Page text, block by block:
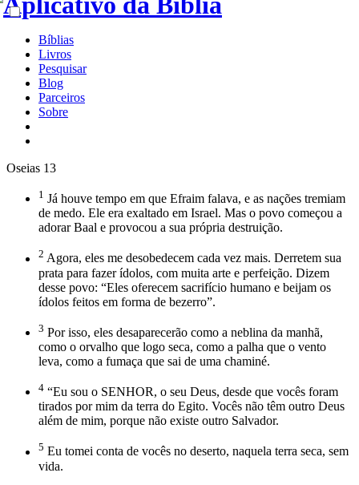
Bíblias
Livros
Pesquisar
Blog
Parceiros
Sobre
Oseias 13
1 Já houve tempo em que Efraim falava, e as nações tremiam
de medo. Ele era exaltado em Israel. Mas o povo começou a
adorar Baal e provocou a sua própria destruição.
2 Agora, eles me desobedecem cada vez mais. Derretem sua
prata para fazer ídolos, com muita arte e perfeição. Dizem
desse povo: “Eles oferecem sacrifício humano e beijam os
ídolos feitos em forma de bezerro”.
3 Por isso, eles desaparecerão como a neblina da manhã,
como o orvalho que logo seca, como a palha que o vento
leva, como a fumaça que sai de uma chaminé.
4 “Eu sou o SENHOR, o seu Deus, desde que vocês foram
tirados por mim da terra do Egito. Vocês não têm outro Deus
além de mim, porque não existe outro Salvador.
5 Eu tomei conta de vocês no deserto, naquela terra seca, sem
vida.